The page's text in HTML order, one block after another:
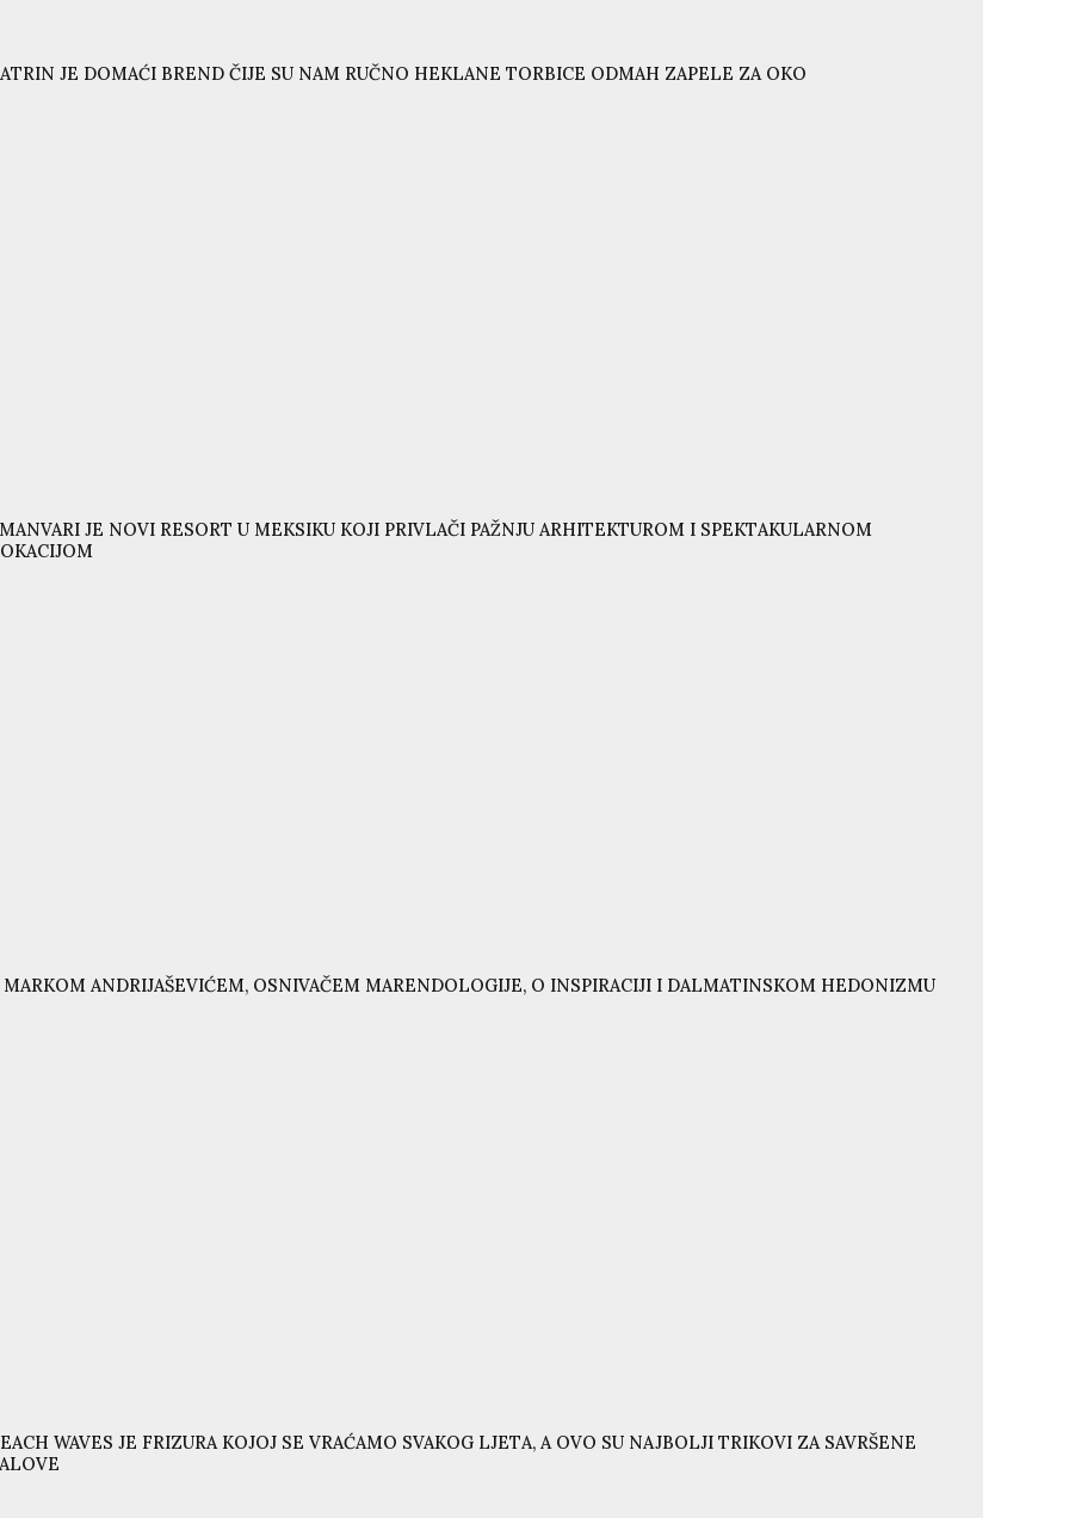
JE DOMAĆI BREND ČIJE SU NAM RUČNO HEKLANE TORBICE ODMAH ZAPELE ZA OKO
JE NOVI RESORT U MEKSIKU KOJI PRIVLAČI PAŽNJU ARHITEKTUROM I SPEKTAKULARNOM
MARKOM ANDRIJAŠEVIĆEM, OSNIVAČEM MARENDOLOGIJE, O INSPIRACIJI I DALMATINSKOM HEDONIZMU
WAVES JE FRIZURA KOJOJ SE VRAĆAMO SVAKOG LJETA, A OVO SU NAJBOLJI TRIKOVI ZA SAVRŠENE